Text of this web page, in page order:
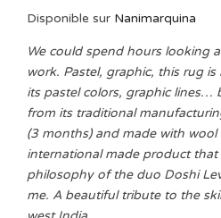
Disponible sur Nanimarquina
We could spend hours looking
work. Pastel, graphic, this rug
its pastel colors, graphic lines…
from its traditional
(3 months) and made with
international made product that
philosophy of the duo Doshi
me. A beautiful tribute to the